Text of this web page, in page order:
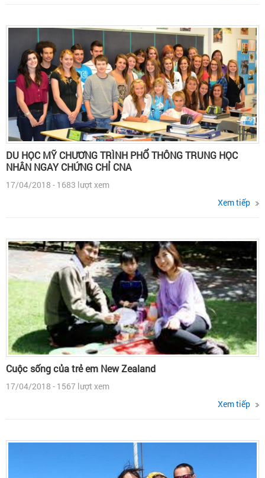
DU HỌC MỸ CHƯƠNG TRÌNH PHỔ THÔNG TRUNG HỌC
NHÂN NGAY CHỨNG CHỈ CNA
17/04/2018 - 1683 lượt xem
Xem tiếp
Cuộc sống của trẻ em New Zealand
17/04/2018 - 1567 lượt xem
Xem tiếp